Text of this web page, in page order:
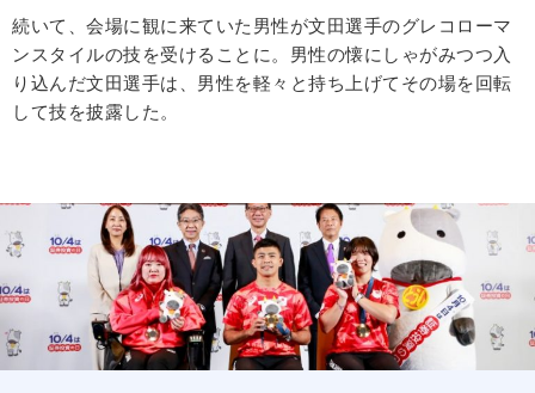
続いて、会場に観に来ていた男性が文田選手のグレコローマ
ンスタイルの技を受けることに。男性の懐にしゃがみつつ入
り込んだ文田選手は、男性を軽々と持ち上げてその場を回転
して技を披露した。